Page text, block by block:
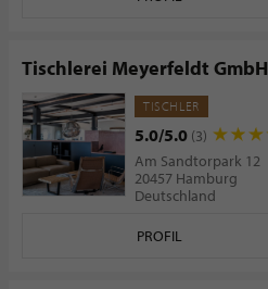
Tischlerei Meyerfeldt GmbH
TISCHLER
5.0/5.0 (3)
Am Sandtorpark 12
20457 Hamburg
Deutschland
PROFIL